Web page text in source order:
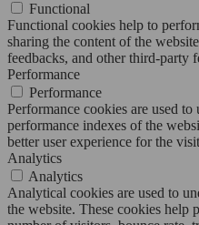
Functional
Functional cookies help to
sharing the content of the
feedbacks, and other third-party
Performance
Performance
Performance cookies are used
performance indexes of the
better user experience for the
Analytics
Analytics
Analytical cookies are used to
the website. These cookies help